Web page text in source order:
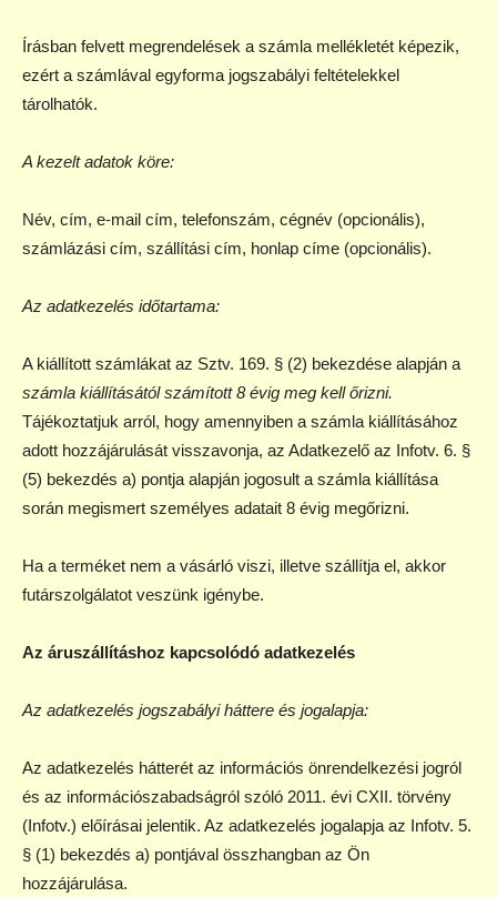
Írásban felvett megrendelések a számla mellékletét képezik,
ezért a számlával egyforma jogszabályi feltételekkel
tárolhatók.
A kezelt adatok köre:
Név, cím, e-mail cím, telefonszám, cégnév (opcionális),
számlázási cím, szállítási cím, honlap címe (opcionális).
Az adatkezelés időtartama:
A kiállított számlákat az Sztv. 169. § (2) bekezdése alapján a
számla kiállításától számított 8 évig meg kell őrizni.
Tájékoztatjuk arról, hogy amennyiben a számla kiállításához
adott hozzájárulását visszavonja, az Adatkezelő az Infotv. 6. §
(5) bekezdés a) pontja alapján jogosult a számla kiállítása
során megismert személyes adatait 8 évig megőrizni.
Ha a terméket nem a vásárló viszi, illetve szállítja el, akkor
futárszolgálatot veszünk igénybe.
Az áruszállításhoz kapcsolódó adatkezelés
Az adatkezelés jogszabályi háttere és jogalapja:
Az adatkezelés hátterét az információs önrendelkezési jogról
és az információszabadságról szóló 2011. évi CXII. törvény
(Infotv.) előírásai jelentik. Az adatkezelés jogalapja az Infotv. 5.
§ (1) bekezdés a) pontjával összhangban az Ön
hozzájárulása.